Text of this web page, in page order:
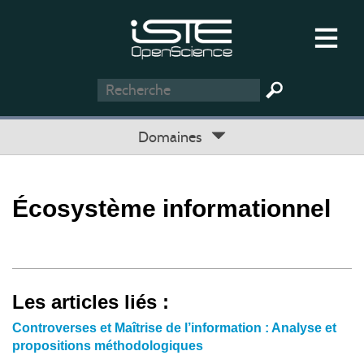
Domaines
Écosystème informationnel
Les articles liés :
Controverses et Maîtrise de l’information : Analyse et
propositions méthodologiques